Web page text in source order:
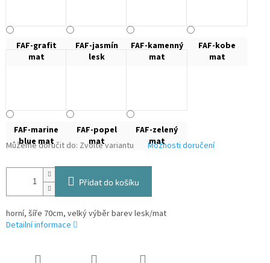
FAF-grafit
mat
FAF-jasmín
lesk
FAF-kamenný
mat
FAF-kobe
mat
FAF-marine
blue mat
FAF-popel
mat
FAF-zelený
mat
Můžeme doručit do: Zvolte variantu Možnosti doručení
Přidat do košíku
horní, šíře 70cm, velký výběr barev lesk/mat
Detailní informace